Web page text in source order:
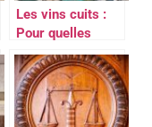
Les vins cuits :
Pour quelles
occasions ?